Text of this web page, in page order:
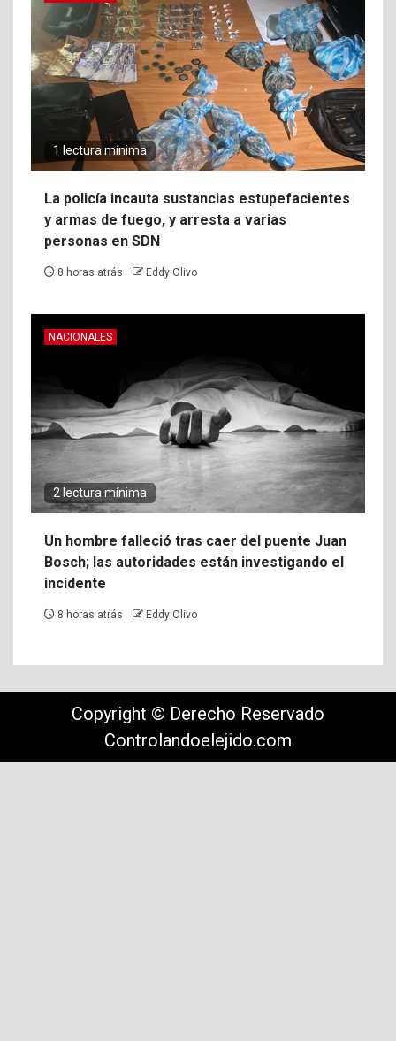
1 lectura mínima
La policía incauta sustancias estupefacientes
y armas de fuego, y arresta a varias
personas en SDN
8 horas atrás Eddy Olivo
NACIONALES
2 lectura mínima
Un hombre falleció tras caer del puente Juan
Bosch; las autoridades están investigando el
incidente
8 horas atrás Eddy Olivo
Copyright © Derecho Reservado
Controlandoelejido.com